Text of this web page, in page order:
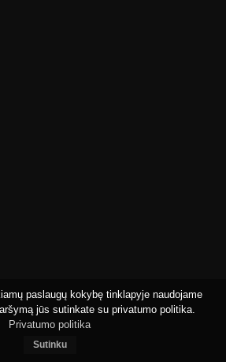
paslaugų kokybę tinklapyje naudojame
jūs sutinkate su privatumo politika.
Privatumo politika
Sutinku